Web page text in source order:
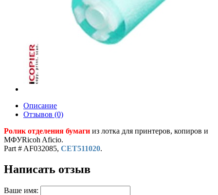
Описание
Отзывов (0)
Ролик отделения бумаги из лотка для принтеров, копиров и
МФУRicoh Aficio.
Part # AF032085, CET511020.
Написать отзыв
Ваше имя: